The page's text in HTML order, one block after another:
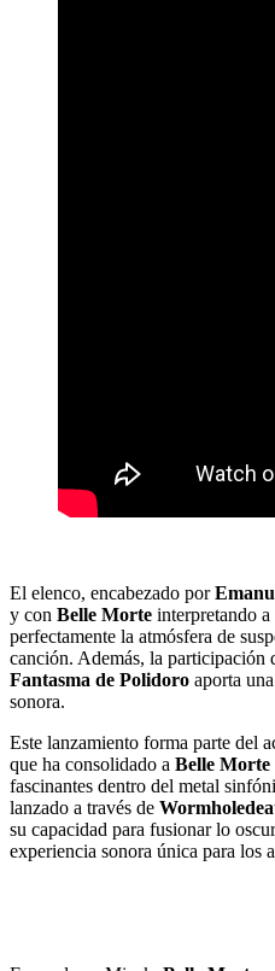
El elenco, encabezado por
y con Belle Morte interpretando a
perfectamente la atmósfera de
canción. Además, la participación
Fantasma de Polidoro aporta
sonora.
Este lanzamiento forma parte del
que ha consolidado a Belle Morte
fascinantes dentro del metal
lanzado a través de
su capacidad para fusionar lo
experiencia sonora única para los